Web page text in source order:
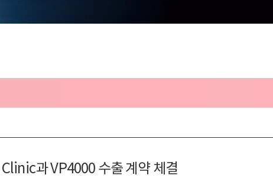
과 VP4000 수출 계약 체결